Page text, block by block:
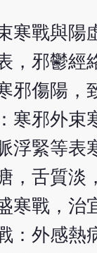
寒戰與陽
，邪鬱經
邪傷陽，
寒邪外束
浮緊等表
，舌質淡
寒戰，治
：外感熱